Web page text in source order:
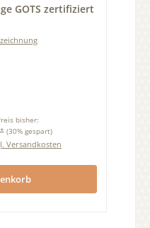
GOTS zertifiziert
bisher:
(30% gespart)
Versandkosten